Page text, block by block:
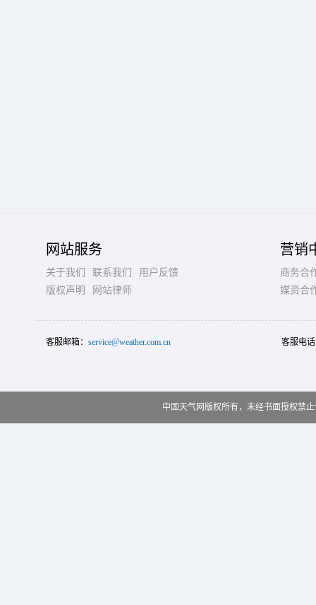
网站服务
关于我们 联系我们
用户反馈
版权声明
网站律师
营销
商务合
媒资合
客服邮箱： service@weather.com.cn 客服电
中国天气网版权所有，未经书面授权